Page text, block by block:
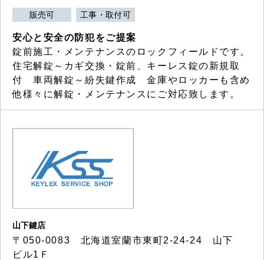
販売可 工事・取付可
安心と安全の防犯をご提案
錠前施工・メンテナンスのロックフィールドです。
住宅解錠～カギ交換・錠前、キーレス錠の新規取
付 車両解錠～紛失鍵作成 金庫やロッカーも含め
他様々に解錠・メンテナンスにご対応致します。
山下鍵店
〒050-0083 北海道室蘭市東町2-24-24 山下
ビル1Ｆ